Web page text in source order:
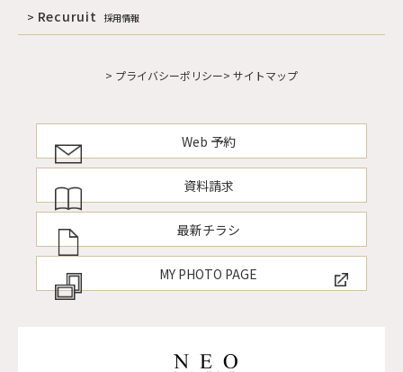
Recuruit 採用情報
> プライバシーポリシー> サイトマップ
Web 予約
資料請求
最新チラシ
MY PHOTO PAGE